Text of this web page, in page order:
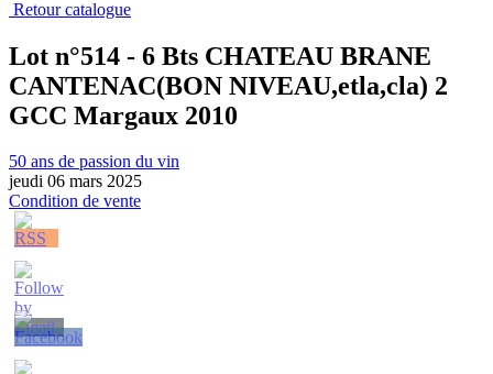
Retour catalogue
Lot n°514 - 6 Bts CHATEAU BRANE
CANTENAC(BON NIVEAU,etla,cla) 2
GCC Margaux 2010
50 ans de passion du vin
jeudi 06 mars 2025
Condition de vente